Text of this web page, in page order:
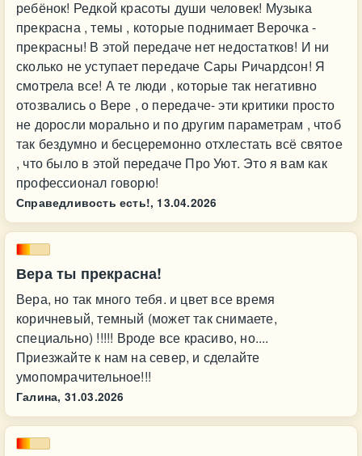
ребёнок! Редкой красоты души человек! Музыка
прекрасна , темы , которые поднимает Верочка -
прекрасны! В этой передаче нет недостатков! И ни
сколько не уступает передаче Сары Ричардсон! Я
смотрела все! А те люди , которые так негативно
отозвались о Вере , о передаче- эти критики просто
не доросли морально и по другим параметрам , чтоб
так бездумно и бесцеремонно отхлестать всё святое
, что было в этой передаче Про Уют. Это я вам как
профессионал говорю!
Справедливость есть!, 13.04.2026
Вера ты прекрасна!
Вера, но так много тебя. и цвет все время
коричневый, темный (может так снимаете,
специально) !!!!! Вроде все красиво, но....
Приезжайте к нам на север, и сделайте
умопомрачительное!!!
Галина, 31.03.2026